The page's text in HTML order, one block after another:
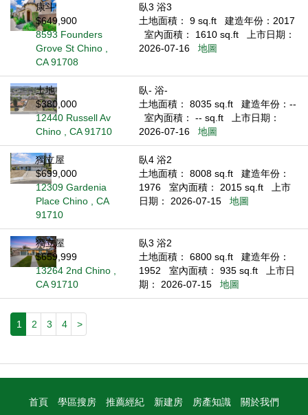
康斗
$649,900
8593 Founders
Grove St Chino ,
CA 91708
臥3 浴3
土地面積： 9 sq.ft
建造年份：2017
室內面積： 1610 sq.ft
上市日期：
2026-07-16
地圖
土地
$380,000
12440 Russell Av
Chino , CA 91710
臥- 浴-
土地面積： 8035 sq.ft
建造年份：--
室內面積： -- sq.ft
上市日期：
2026-07-16
地圖
獨立屋
$699,000
12309 Gardenia
Place Chino , CA
91710
臥4 浴2
土地面積： 8008 sq.ft
建造年份：
1976
室內面積： 2015 sq.ft
上市
日期： 2026-07-15
地圖
獨立屋
$659,999
13264 2nd Chino ,
CA 91710
臥3 浴2
土地面積： 6800 sq.ft
建造年份：
1952
室內面積： 935 sq.ft
上市日
期： 2026-07-15
地圖
1 2 3 4 >
首頁 學區搜房 推薦經紀 新建房 房產知識 關於我們